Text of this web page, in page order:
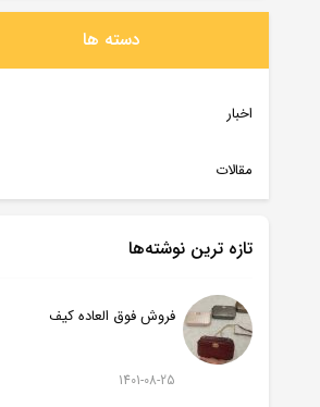
دسته ها
اخبار
مقالات
تازه ترین نوشته‌ها
فروش فوق العاده کیف
1401-08-25